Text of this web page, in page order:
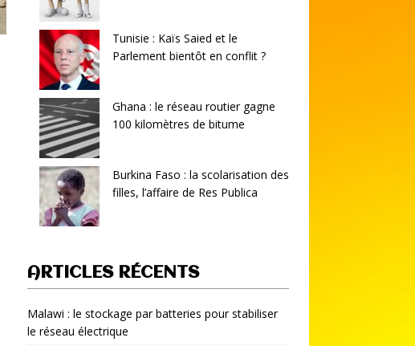
Tunisie : Kaïs Saied et le
Parlement bientôt en conflit ?
Ghana : le réseau routier gagne
100 kilomètres de bitume
Burkina Faso : la scolarisation des
filles, l’affaire de Res Publica
ARTICLES RÉCENTS
Malawi : le stockage par batteries pour stabiliser
le réseau électrique